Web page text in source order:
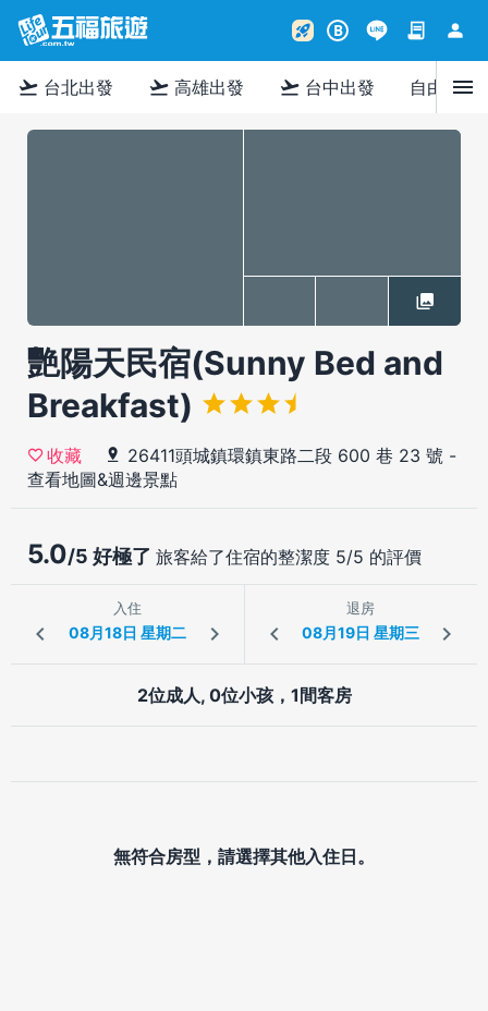
rocket_launch B contract person
flight_takeoff 台北出發 flight_takeoff 高雄出發 flight_takeoff 台中出發 自由行menu
艷陽天民宿(Sunny Bed and
Breakfast)
收藏 26411頭城鎮環鎮東路二段 600 巷 23 號 -
查看地圖&週邊景點
5.0/5 好極了 旅客給了住宿的整潔度 5/5 的評價
入住 退房
2位成人, 0位小孩，1間客房
無符合房型，請選擇其他入住日。